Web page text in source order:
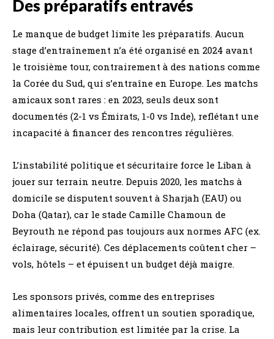
Des préparatifs entravés
Le manque de budget limite les préparatifs. Aucun
stage d’entraînement n’a été organisé en 2024 avant
le troisième tour, contrairement à des nations comme
la Corée du Sud, qui s’entraîne en Europe. Les matchs
amicaux sont rares : en 2023, seuls deux sont
documentés (2-1 vs Émirats, 1-0 vs Inde), reflétant une
incapacité à financer des rencontres régulières.
L’instabilité politique et sécuritaire force le Liban à
jouer sur terrain neutre. Depuis 2020, les matchs à
domicile se disputent souvent à Sharjah (EAU) ou
Doha (Qatar), car le stade Camille Chamoun de
Beyrouth ne répond pas toujours aux normes AFC (ex.
éclairage, sécurité). Ces déplacements coûtent cher –
vols, hôtels – et épuisent un budget déjà maigre.
Les sponsors privés, comme des entreprises
alimentaires locales, offrent un soutien sporadique,
mais leur contribution est limitée par la crise. La